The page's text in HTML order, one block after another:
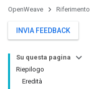
OpenWeave Riferimento
INVIA FEEDBACK
Su questa pagina
Riepilogo
Eredità